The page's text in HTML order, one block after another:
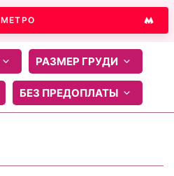
МЕТРО
РАЗМЕР ГРУДИ
БЕЗ ПРЕДОПЛАТЫ